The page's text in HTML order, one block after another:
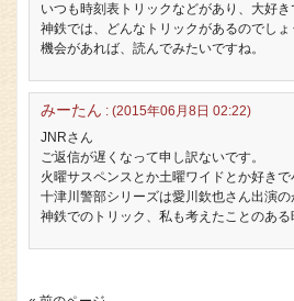
いつも時刻表トリックなどがあり、大好き
神鉄では、どんなトリックがあるのでしょ
機会があれば、読んでみたいですね。
みーたん : (2015年06月8日 02:22)
JNRさん
ご返信が遅くなって申し訳ないです。
火曜サスペンスとか土曜ワイドとか好き
十津川警部シリーズは愛川欽也さん出演の
神鉄でのトリック、私も考えたことのあ